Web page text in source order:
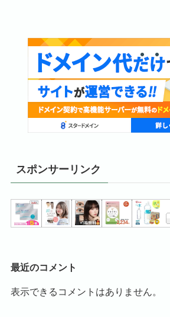
スポンサーリンク
最近のコメント
表示できるコメントはありません。